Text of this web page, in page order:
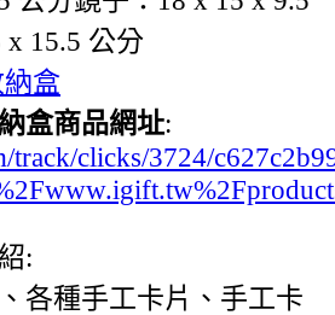
x 15.5 公分
盒
盒商品網址:
track/clicks/3724/
:
各種手工卡片、手工卡